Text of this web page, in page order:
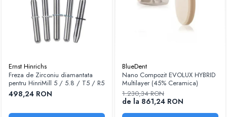
Ernst Hinrichs
Freza de Zirconiu diamantata
pentru HinriMill 5 / 5.8 / T5 / R5
498,24 RON
BlueDent
Nano Compozit EVOLUX HYBRID
Multilayer (45% Ceramica)
1.230,34 RON
de la 861,24 RON